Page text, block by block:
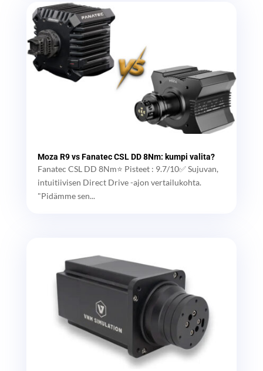
Moza R9 vs Fanatec CSL DD 8Nm: kumpi valita?
Fanatec CSL DD 8Nm⭐ Pisteet : 9.7/10✅ Sujuvan,
intuitiivisen Direct Drive -ajon vertailukohta.
"Pidämme sen...